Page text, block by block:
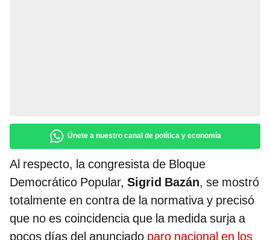
Únete a nuestro canal de política y economía
Al respecto, la congresista de Bloque
Democrático Popular, Sigrid Bazán, se mostró
totalmente en contra de la normativa y precisó
que no es coincidencia que la medida surja a
pocos días del anunciado paro nacional en los